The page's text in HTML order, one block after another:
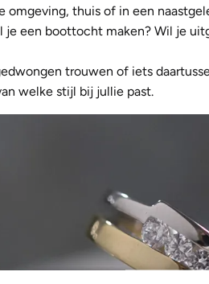
thuis of in een
je een boottocht maken? Wil je
trouwen of iets
welke stijl bij jullie past.